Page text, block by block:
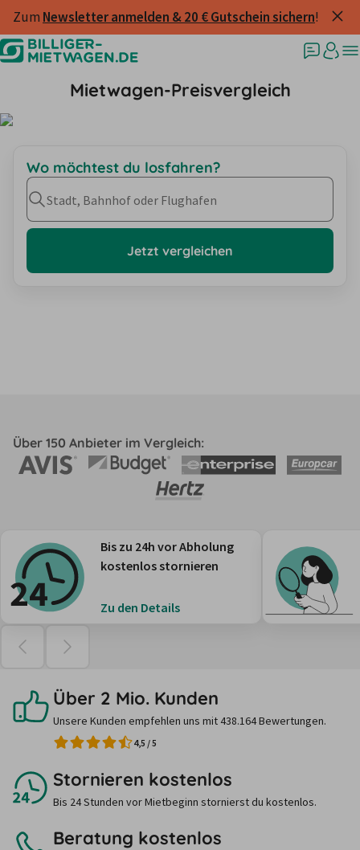
Zum Newsletter anmelden & 20 € Gutschein sichern!
Mietwagen-Preisvergleich
Wo möchtest du losfahren?
Stadt, Bahnhof oder Flughafen
Jetzt vergleichen
Über 150 Anbieter im Vergleich:
Bis zu 24h vor Abholung
kostenlos stornieren
Zu den Details
Über 2 Mio. Kunden
Unsere Kunden empfehlen uns mit 438.164 Bewertungen.
4,5 /5
Stornieren kostenlos
Bis 24 Stunden vor Mietbeginn stornierst du kostenlos.
Beratung kostenlos